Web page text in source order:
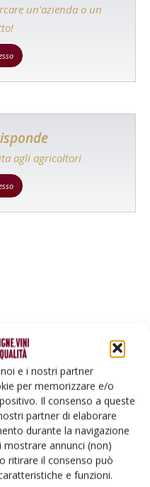
e i nostri partner
per memorizzare e/o
Il consenso a queste
partner di elaborare
durante la navigazione
annunci (non)
ritirare il consenso può
e funzioni.
un'azienda o un
agli agricoltori
sul mondo